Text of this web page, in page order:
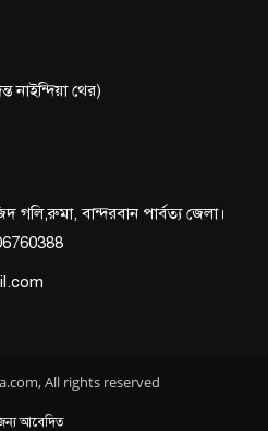
নাইন্দিয়া থের)
গলি,রুমা, বান্দরবান পার্বত্য জেলা।
All rights reserved
জন্য আবেদিত